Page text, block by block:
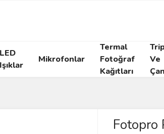
LED
Işıklar
Mikrofonlar
Termal
Fotoğraf
Kağıtları
Ve
Fotopro